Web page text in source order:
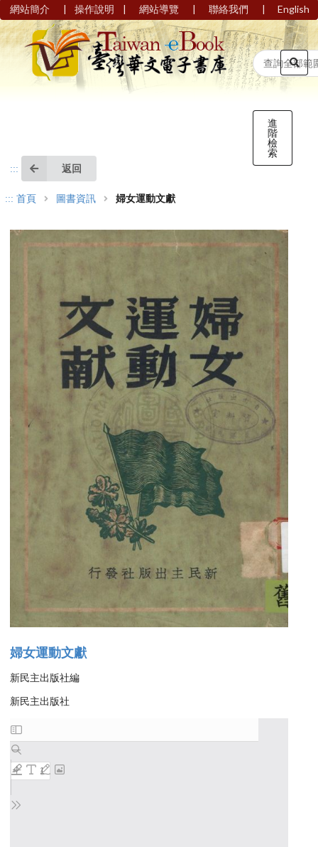
網站簡介 | 操作說明 | 網站導覽 | 聯絡我們 | English
進
階
檢
索
::: 返回
::: 首頁 圖書資訊 婦女運動文獻
婦女運動文獻
新民主出版社編
新民主出版社